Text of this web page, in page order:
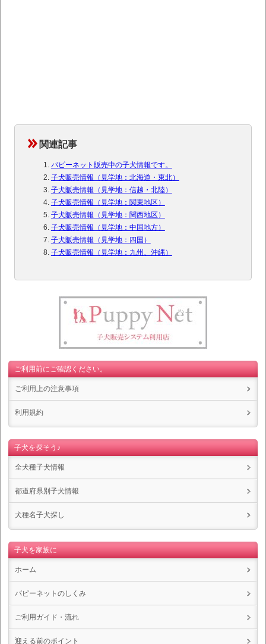
関連記事
パピーネット販売中の子犬情報です。
子犬販売情報（見学地：北海道・東北）
子犬販売情報（見学地：信越・北陸）
子犬販売情報（見学地：関東地区）
子犬販売情報（見学地：関西地区）
子犬販売情報（見学地：中国地方）
子犬販売情報（見学地：四国）
子犬販売情報（見学地：九州、沖縄）
ご利用前にご確認ください。
ご利用上の注意事項
利用規約
子犬を探そう♪
全犬種子犬情報
都道府県別子犬情報
犬種名子犬探し
子犬を家族に
ホーム
パピーネットのしくみ
ご利用ガイド・流れ
迎える前のポイント